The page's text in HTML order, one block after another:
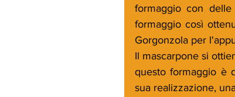
formaggio con
formaggio così
Gorgonzola per
Il mascarpone si
questo formaggio è
sua realizzazione,